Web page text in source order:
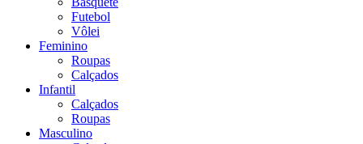
Futebol
Vôlei
Feminino
Roupas
Calçados
Infantil
Calçados
Roupas
Masculino